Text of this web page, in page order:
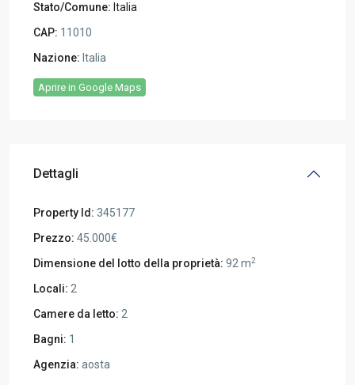
Stato/Comune: Italia
CAP: 11010
Nazione: Italia
Aprire in Google Maps
Dettagli
Property Id: 345177
Prezzo: 45.000€
Dimensione del lotto della proprietà: 92 m2
Locali: 2
Camere da letto: 2
Bagni: 1
Agenzia: aosta